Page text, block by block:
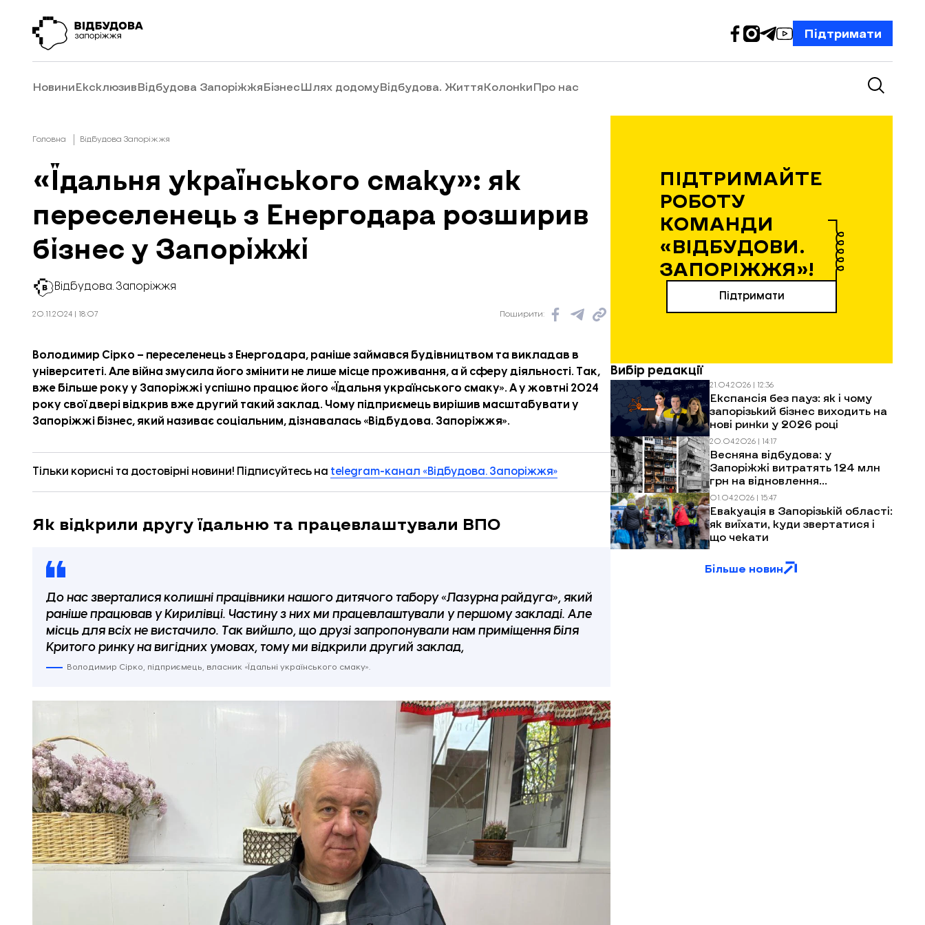
Підтримати
НовиниЕксклюзивВідбудова ЗапоріжжяБізнесШлях додомуВідбудова. ЖиттяКолонкиПро нас
Головна Відбудова Запоріжжя
«Їдальня українського смаку»: як
переселенець з Енергодара розширив
бізнес у Запоріжжі
Відбудова. Запоріжжя
20.11.2024 | 18:07 Поширити:
Володимир Сірко – переселенець з Енергодара, раніше займався будівництвом та викладав в
університеті. Але війна змусила його змінити не лише місце проживання, а й сферу діяльності. Так,
вже більше року у Запоріжжі успішно працює його «Їдальня українського смаку». А у жовтні 2024
року свої двері відкрив вже другий такий заклад. Чому підприємець вирішив масштабувати у
Запоріжжі бізнес, який називає соціальним, дізнавалась «Відбудова. Запоріжжя».
Тільки корисні та достовірні новини! Підписуйтесь на telegram-канал «Відбудова. Запоріжжя»
Як відкрили другу їдальню та працевлаштували ВПО
До нас зверталися колишні працівники нашого дитячого табору «Лазурна райдуга», який
раніше працював у Кирилівці. Частину з них ми працевлаштували у першому закладі. Але
місць для всіх не вистачило. Так вийшло, що друзі запропонували нам приміщення біля
Критого ринку на вигідних умовах, тому ми відкрили другий заклад,
Володимир Сірко, підприємець, власник «Їдальні українського смаку».
ПІДТРИМАЙТЕ
РОБОТУ
КОМАНДИ
«ВІДБУДОВИ.
ЗАПОРІЖЖЯ»!
Підтримати
Вибір редакції
21.04.2026 | 12:36
Експансія без пауз: як і чому
запорізький бізнес виходить на
нові ринки у 2026 році
20.04.2026 | 14:17
Весняна відбудова: у
Запоріжжі витратять 124 млн
грн на відновлення
багатоповерхівок після
обстрілів
01.04.2026 | 15:47
Евакуація в Запорізькій області:
як виїхати, куди звертатися і
що чекати
Більше новин